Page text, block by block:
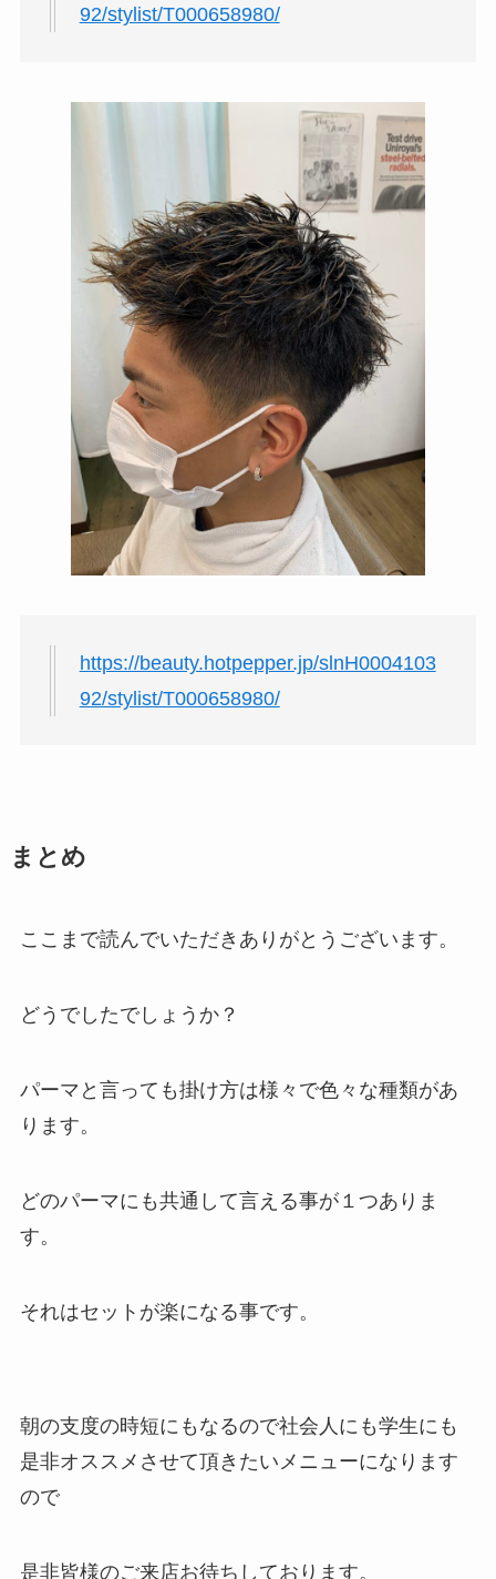
92/stylist/T000658980/
https://beauty.hotpepper.jp/slnH0004103
92/stylist/T000658980/
まとめ
ここまで読んでいただきありがとうございます。
どうでしたでしょうか？
パーマと言っても掛け方は様々で色々な種類があ
ります。
どのパーマにも共通して言える事が１つありま
す。
それはセットが楽になる事です。
朝の支度の時短にもなるので社会人にも学生にも
是非オススメさせて頂きたいメニューになります
ので
是非皆様のご来店お待ちしております。